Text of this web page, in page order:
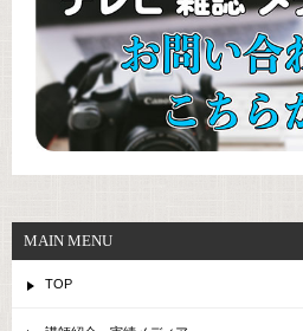
MAIN MENU
TOP